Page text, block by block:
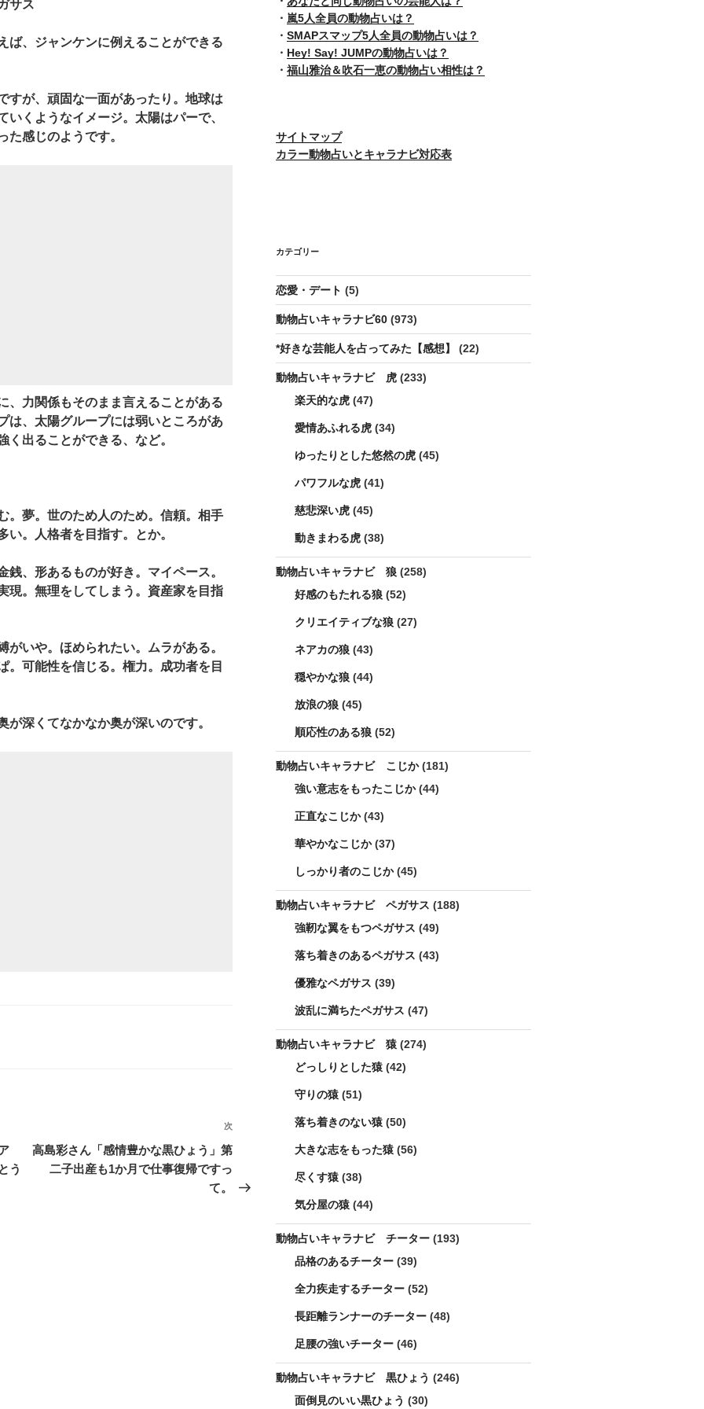
サス
ば、ジャンケンに例えることができる
すが、頑固な一面があったり。地球は
くようなイメージ。太陽はパーで、
た感じのようです。
、力関係もそのまま言えることがある
は、太陽グループには弱いところがあ
出ることができる、など。
。夢。世のため人のため。信頼。相手
。人格者を目指す。とか。
銭、形あるものが好き。マイペース。
現。無理をしてしまう。資産家を目指
がいや。ほめられたい。ムラがある。
。可能性を信じる。権力。成功者を目
深くてなかなか奥が深いのです。
う
次
の
稿
次
高島彩さん「感情豊かな黒ひょう」第
二子出産も1か月で仕事復帰ですっ
て。
・ 嵐5人全員の動物占いは？
・ SMAPスマップ5人全員の動物占いは？
・ Hey! Say! JUMPの動物占いは？
・ 福山雅治＆吹石一恵の動物占い相性は？
サイトマップ
カラー動物占いとキャラナビ対応表
カテゴリー
恋愛・デート (5)
動物占いキャラナビ60(973)
*好きな芸能人を占ってみた【感想】 (22)
動物占いキャラナビ 虎(233)
楽天的な虎(47)
愛情あふれる虎(34)
ゆったりとした悠然の虎(45)
パワフルな虎(41)
慈悲深い虎(45)
動きまわる虎(38)
動物占いキャラナビ 狼(258)
好感のもたれる狼(52)
クリエイティブな狼(27)
ネアカの狼(43)
穏やかな狼(44)
放浪の狼(45)
順応性のある狼(52)
動物占いキャラナビ こじか(181)
強い意志をもったこじか(44)
正直なこじか(43)
華やかなこじか(37)
しっかり者のこじか(45)
動物占いキャラナビ ペガサス (188)
強靭な翼をもつペガサス (49)
落ち着きのあるペガサス (43)
優雅なペガサス (39)
波乱に満ちたペガサス (47)
動物占いキャラナビ 猿(274)
どっしりとした猿(42)
守りの猿(51)
落ち着きのない猿(50)
大きな志をもった猿(56)
尽くす猿(38)
気分屋の猿(44)
動物占いキャラナビ チーター(193)
品格のあるチーター(39)
全力疾走するチーター(52)
長距離ランナーのチーター(48)
足腰の強いチーター(46)
動物占いキャラナビ 黒ひょう (246)
面倒見のいい黒ひょう (30)